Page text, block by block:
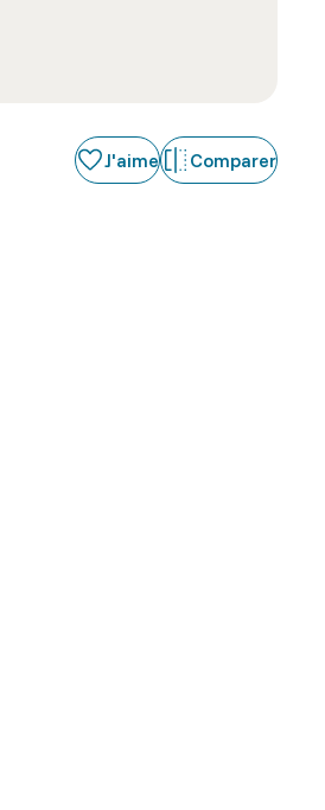
J'aime Comparer